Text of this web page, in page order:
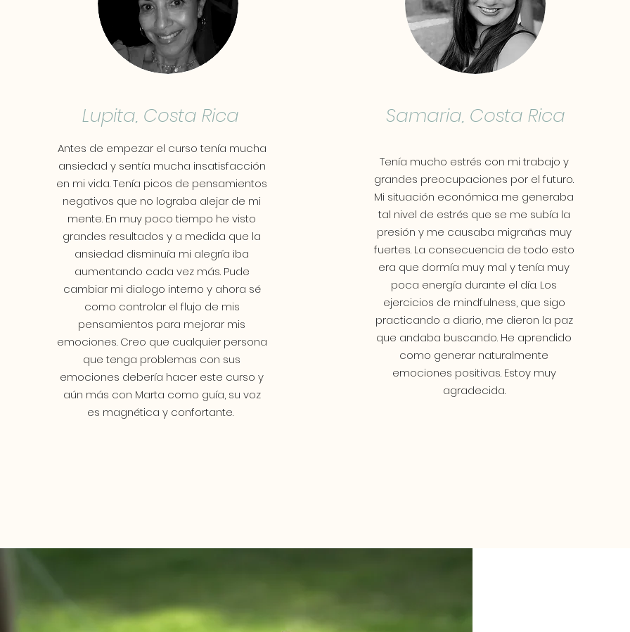
Lupita, Costa Rica
Antes de empezar el curso tenía mucha
ansiedad y sentía mucha insatisfacción
en mi vida. Tenía picos de pensamientos
negativos que no lograba alejar de mi
mente. En muy poco tiempo he visto
grandes resultados y a medida que la
ansiedad disminuía mi alegría iba
aumentando cada vez más. Pude
cambiar mi dialogo interno y ahora sé
como controlar el flujo de mis
pensamientos para mejorar mis
emociones. Creo que cualquier persona
que tenga problemas con sus
emociones debería hacer este curso y
aún más con Marta como guía, su voz
es magnética y confortante.
Samaria, Costa Rica
Tenía mucho estrés con mi trabajo y
grandes preocupaciones por el futuro.
Mi situación económica me generaba
tal nivel de estrés que se me subía la
presión y me causaba migrañas muy
fuertes. La consecuencia de todo esto
era que dormía muy mal y tenía muy
poca energía durante el día. Los
ejercicios de mindfulness, que sigo
practicando a diario, me dieron la paz
que andaba buscando. He aprendido
como generar naturalmente
emociones positivas. Estoy muy
agradecida.